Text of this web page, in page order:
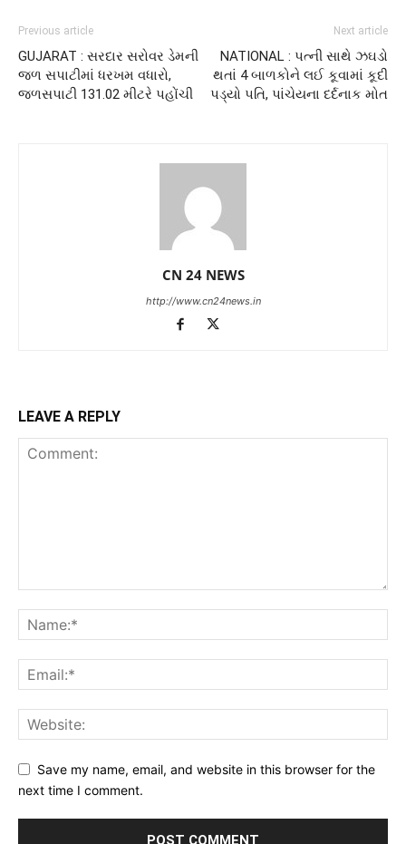
Previous article
GUJARAT : સરદાર સરોવર ડેમની
જળ સપાટીમાં ધરખમ વધારો,
જળસપાટી 131.02 મીટરે પહોંચી
Next article
NATIONAL : પત્ની સાથે ઝઘડો
થતાં 4 બાળકોને લઈ કૂવામાં કૂદી
પડ્યો પતિ, પાંચેયના દર્દનાક મોત
CN 24 NEWS
http://www.cn24news.in
LEAVE A REPLY
Save my name, email, and website in this browser for the
next time I comment.